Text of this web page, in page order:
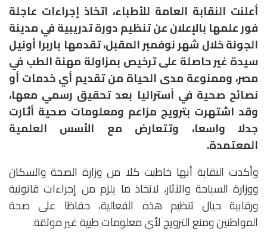
أعلنت النقابة العامة للأطباء، اتخاذ إجراءات عاجلة
فور علمها بالإعلان عن تنظيم دورة تدريبية في مدينة
الجونة خلال شهر نوفمبر المقبل، تقدمها باربرا أونيل
سيدة غير حاصلة على ترخيص بمزاولة مهنة الطب في
مصر، وممنوعة مدى الحياة من تقديم أي خدمات أو
نصائح صحية في أستراليا بعد تحقيق رسمي معها،
وقد اشتهرت بترويج مزاعم ومعلومات صحية أثارت
جدلا واسعا، وتتعارض مع الأسس العلمية
المعتمدة.
وأكدت النقابة أنها خاطبت كلا من وزارة الصحة والسكان
ووزارة السياحة والآثار، لاتخاذ ما يلزم من إجراءات قانونية
ورقابية حيال تنظيم هذه الفعالية، حفاظا على صحة
المواطنين ومنع الترويج لأي معلومات طبية غير موثقة.